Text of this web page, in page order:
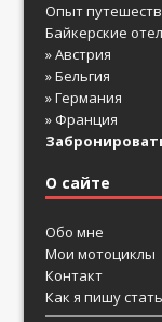
Опыт
Байкерские
» Австрия
» Бельгия
» Германия
» Франция
О сайте
Обо мне
Мои мотоциклы
Контакт
Как я пишу